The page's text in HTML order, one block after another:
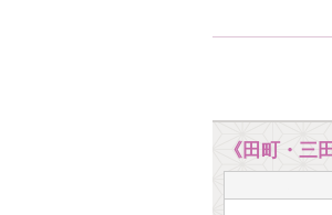
《田町・三